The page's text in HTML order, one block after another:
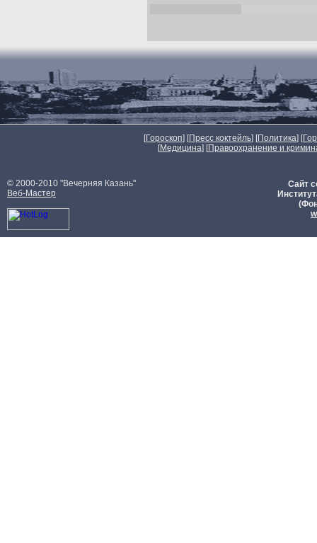
[Гороскоп] [Пресс коктейль] [Политика] [
[Медицина] [Правоохранение и
© 2000-2010 "Вечерняя Казань"
Веб-Мастер
Сайт